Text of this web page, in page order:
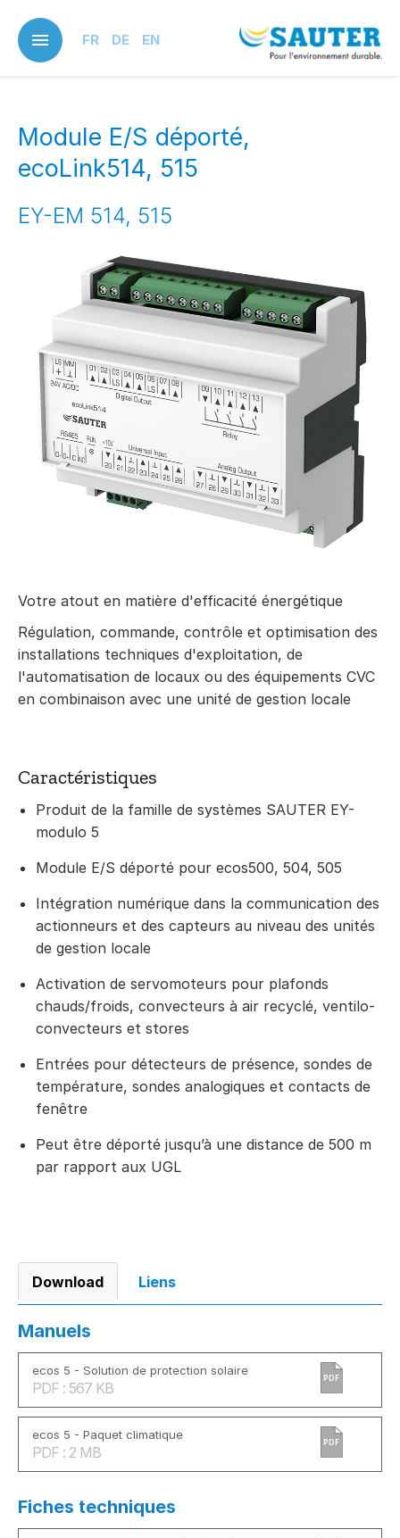
main
content
FR DE EN
Module E/S déporté,
ecoLink514, 515
EY-EM 514, 515
Votre atout en matière d'efficacité énergétique
Régulation, commande, contrôle et optimisation des
installations techniques d'exploitation, de
l'automatisation de locaux ou des équipements CVC
en combinaison avec une unité de gestion locale
Caractéristiques
Produit de la famille de systèmes SAUTER EY-
modulo 5
Module E/S déporté pour ecos500, 504, 505
Intégration numérique dans la communication des
actionneurs et des capteurs au niveau des unités
de gestion locale
Activation de servomoteurs pour plafonds
chauds/froids, convecteurs à air recyclé, ventilo-
convecteurs et stores
Entrées pour détecteurs de présence, sondes de
température, sondes analogiques et contacts de
fenêtre
Peut être déporté jusqu’à une distance de 500 m
par rapport aux UGL
Download Liens
Manuels
ecos 5 - Solution de protection solaire
PDF : 567 KB
PDF
ecos 5 - Paquet climatique
PDF : 2 MB
PDF
Fiches techniques